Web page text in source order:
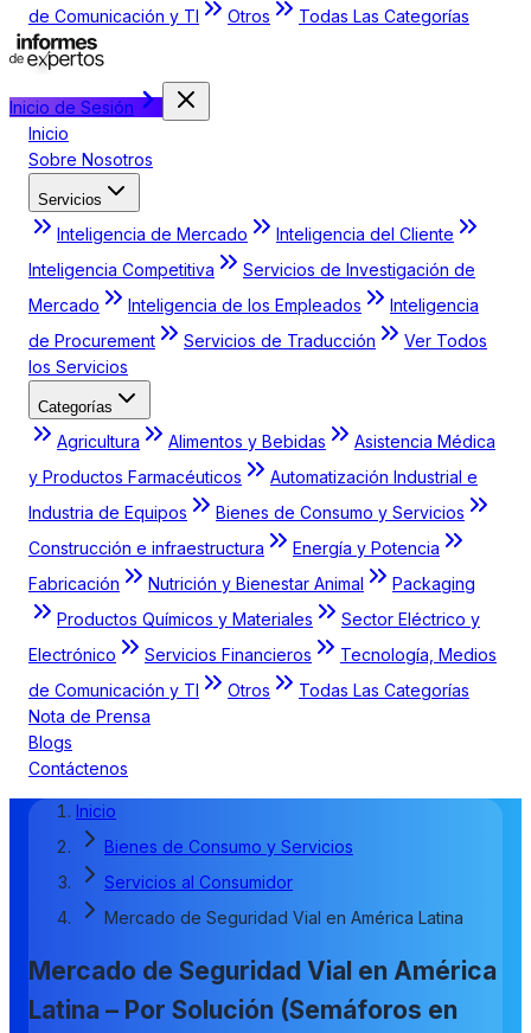
de Comunicación y TI
Otros Todas Las Categorías
Inicio de Sesión
Inicio
Sobre Nosotros
Servicios
Inteligencia de Mercado
Inteligencia del Cliente
Inteligencia Competitiva
Servicios de Investigación de
Mercado
Inteligencia de los Empleados
Inteligencia
de Procurement
Servicios de Traducción
Ver Todos
los Servicios
Categorías
Agricultura Alimentos y Bebidas
Asistencia Médica
y Productos Farmacéuticos
Automatización Industrial e
Industria de Equipos
Bienes de Consumo y Servicios
Construcción e infraestructura
Energía y Potencia
Fabricación
Nutrición y Bienestar Animal
Packaging
Productos Químicos y Materiales
Sector Eléctrico y
Electrónico
Servicios Financieros
Tecnología, Medios
de Comunicación y TI
Otros
Todas Las Categorías
Nota de Prensa
Blogs
Contáctenos
Inicio
Bienes de Consumo y Servicios
Servicios al Consumidor
Mercado de Seguridad Vial en América Latina
Mercado de Seguridad Vial en América
Latina – Por Solución (Semáforos en